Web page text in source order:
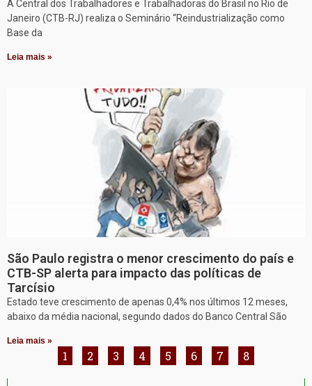
A Central dos Trabalhadores e Trabalhadoras do Brasil no Rio de
Janeiro (CTB-RJ) realiza o Seminário “Reindustrialização como
Base da
Leia mais »
São Paulo registra o menor crescimento do país e
CTB-SP alerta para impacto das políticas de
Tarcísio
Estado teve crescimento de apenas 0,4% nos últimos 12 meses,
abaixo da média nacional, segundo dados do Banco Central São
Leia mais »
1 2 3 4 5 6 7 8